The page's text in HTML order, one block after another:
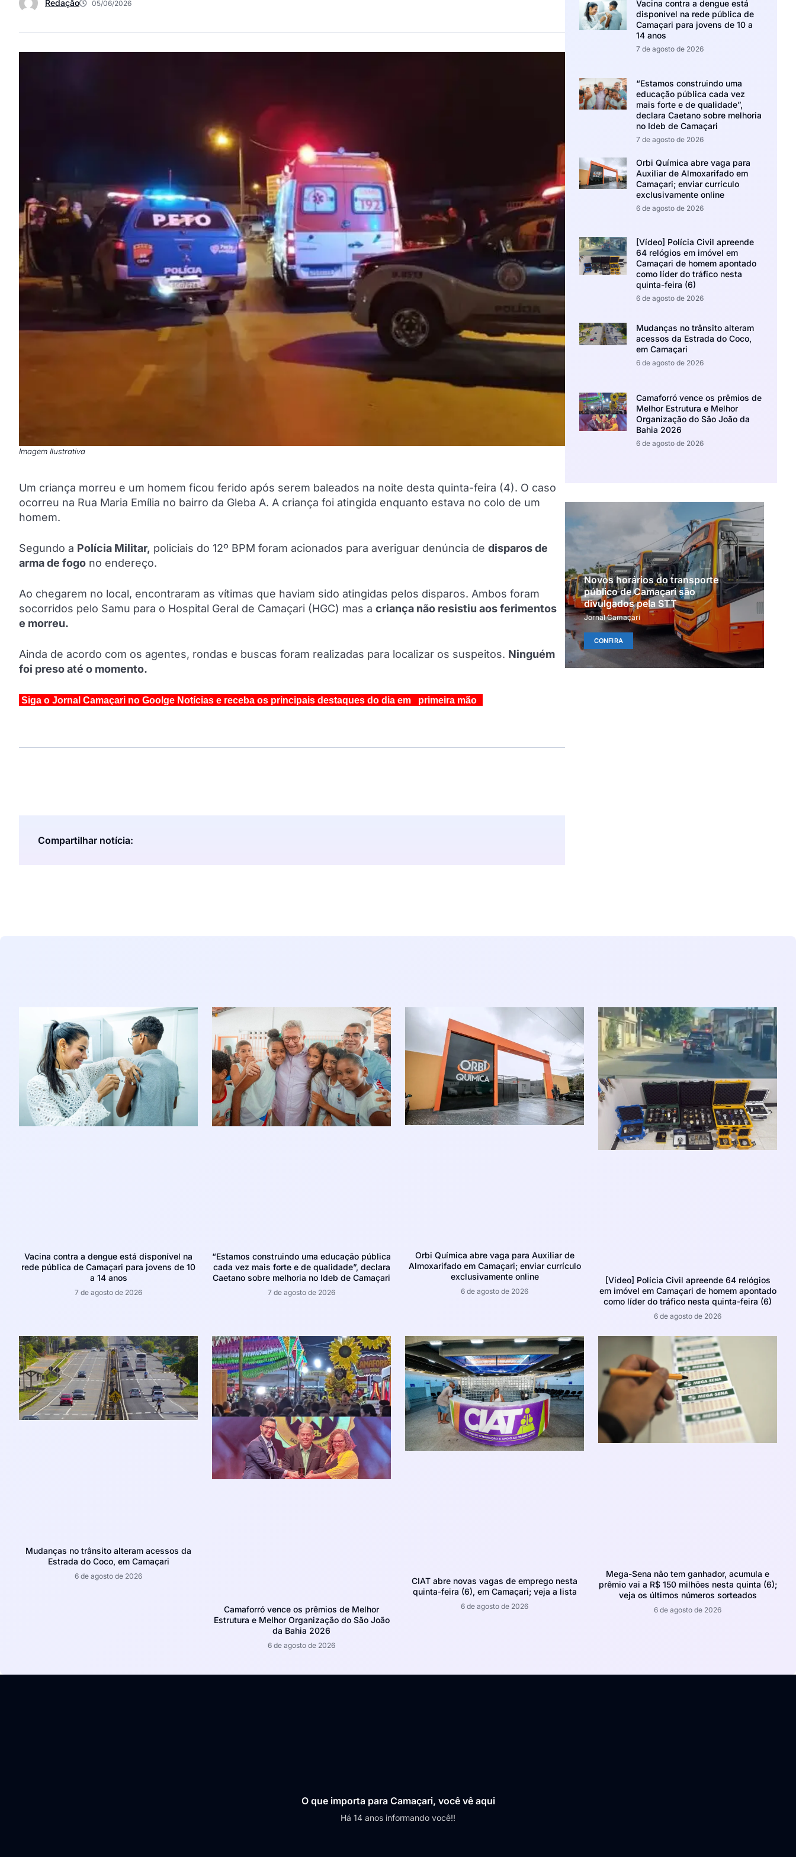
Redação 05/06/2026
Imagem Ilustrativa
Um criança morreu e um homem ficou ferido após serem baleados na noite desta quinta-feira (4). O caso
ocorreu na Rua Maria Emília no bairro da Gleba A. A criança foi atingida enquanto estava no colo de um
homem.
Segundo a Polícia Militar, policiais do 12º BPM foram acionados para averiguar denúncia de disparos de
arma de fogo no endereço.
Ao chegarem no local, encontraram as vítimas que haviam sido atingidas pelos disparos. Ambos foram
socorridos pelo Samu para o Hospital Geral de Camaçari (HGC) mas a criança não resistiu aos ferimentos
e morreu.
Ainda de acordo com os agentes, rondas e buscas foram realizadas para localizar os suspeitos. Ninguém
foi preso até o momento.
Siga o Jornal Camaçari no Goolge Notícias e receba os principais destaques do dia em primeira mão
Compartilhar notícia:
Vacina contra a dengue está
disponível na rede pública de
Camaçari para jovens de 10 a
14 anos
7 de agosto de 2026
“Estamos construindo uma
educação pública cada vez
mais forte e de qualidade”,
declara Caetano sobre melhoria
no Ideb de Camaçari
7 de agosto de 2026
Orbi Química abre vaga para
Auxiliar de Almoxarifado em
Camaçari; enviar currículo
exclusivamente online
6 de agosto de 2026
[Vídeo] Polícia Civil apreende
64 relógios em imóvel em
Camaçari de homem apontado
como líder do tráfico nesta
quinta-feira (6)
6 de agosto de 2026
Mudanças no trânsito alteram
acessos da Estrada do Coco,
em Camaçari
6 de agosto de 2026
Camaforró vence os prêmios de
Melhor Estrutura e Melhor
Organização do São João da
Bahia 2026
6 de agosto de 2026
Novos horários do transporte
público de Camaçari são
divulgados pela STT
Jornal Camaçari
CONFIRA
Vacina contra a dengue está disponível na
rede pública de Camaçari para jovens de 10
a 14 anos
7 de agosto de 2026
“Estamos construindo uma educação pública
cada vez mais forte e de qualidade”, declara
Caetano sobre melhoria no Ideb de Camaçari
7 de agosto de 2026
Orbi Química abre vaga para Auxiliar de
Almoxarifado em Camaçari; enviar currículo
exclusivamente online
6 de agosto de 2026
[Vídeo] Polícia Civil apreende 64 relógios
em imóvel em Camaçari de homem apontado
como líder do tráfico nesta quinta-feira (6)
6 de agosto de 2026
Mudanças no trânsito alteram acessos da
Estrada do Coco, em Camaçari
6 de agosto de 2026
Camaforró vence os prêmios de Melhor
Estrutura e Melhor Organização do São João
da Bahia 2026
6 de agosto de 2026
CIAT abre novas vagas de emprego nesta
quinta-feira (6), em Camaçari; veja a lista
6 de agosto de 2026
Mega-Sena não tem ganhador, acumula e
prêmio vai a R$ 150 milhões nesta quinta (6);
veja os últimos números sorteados
6 de agosto de 2026
O que importa para Camaçari, você vê aqui
Há 14 anos informando você!!